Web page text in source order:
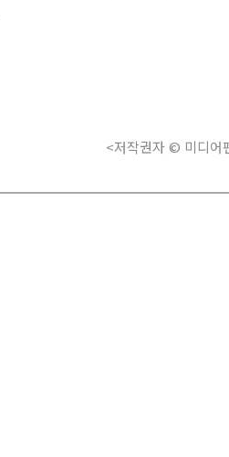
<저작권자 © 미디어